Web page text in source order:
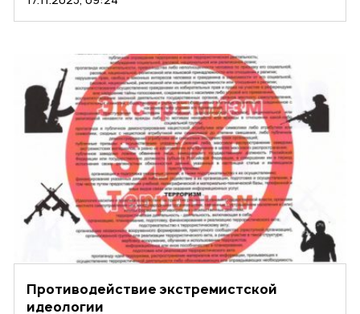
Противодействие экстремистской
идеологии